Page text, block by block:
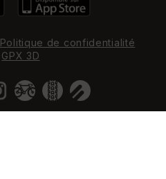
Politique de confidentialité
GPX 3D